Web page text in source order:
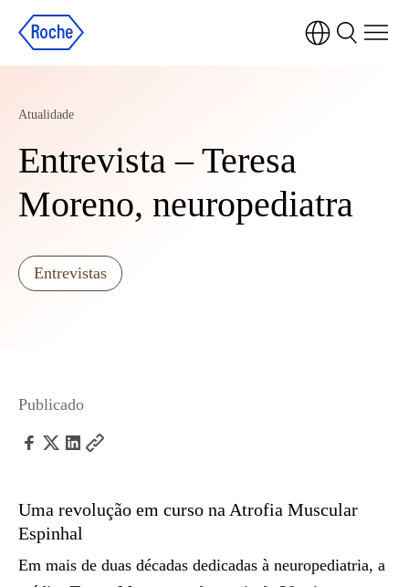
Atualidade
Entrevista – Teresa
Moreno, neuropediatra
Entrevistas
Publicado
Uma revolução em curso na Atrofia Muscular
Espinhal
Em mais de duas décadas dedicadas à neuropediatria, a